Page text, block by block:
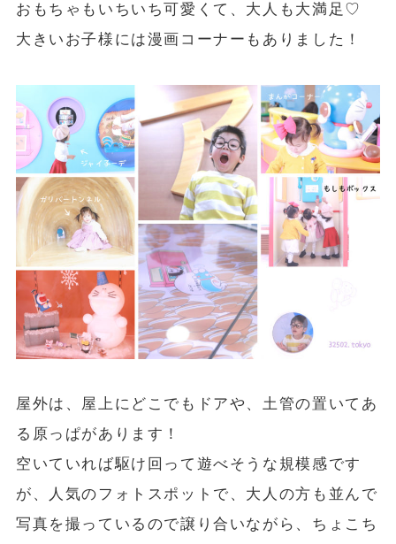
おもちゃもいちいち可愛くて、大人も大満足♡
大きいお子様には漫画コーナーもありました！
屋外は、屋上にどこでもドアや、土管の置いてあ
る原っぱがあります！
空いていれば駆け回って遊べそうな規模感です
が、人気のフォトスポットで、大人の方も並んで
写真を撮っているので譲り合いながら、ちょこち